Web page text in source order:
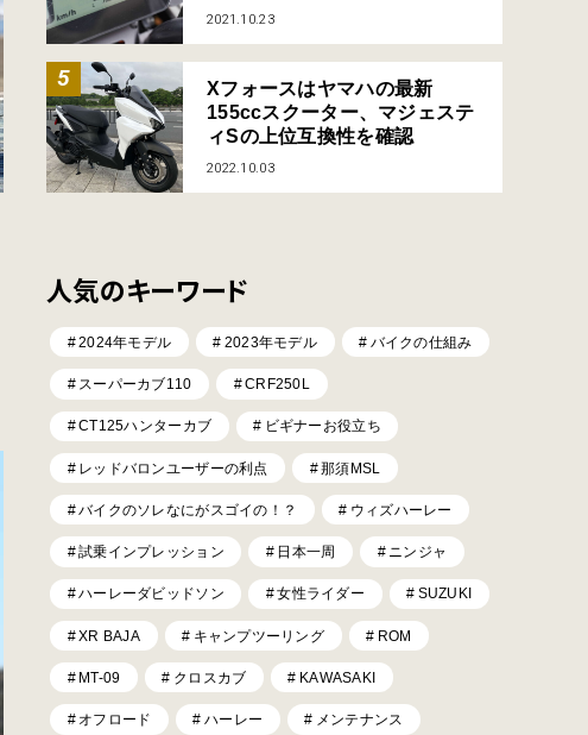
2021.10.23
Xフォースはヤマハの最新
155ccスクーター、マジェステ
ィSの上位互換性を確認
2022.10.03
人気のキーワード
2024年モデル 2023年モデル バイクの仕組み
スーパーカブ110 CRF250L
CT125ハンターカブ ビギナーお役立ち
レッドバロンユーザーの利点 那須MSL
バイクのソレなにがスゴイの！？ ウィズハーレー
試乗インプレッション 日本一周 ニンジャ
ハーレーダビッドソン 女性ライダー SUZUKI
XR BAJA キャンプツーリング ROM
MT-09 クロスカブ KAWASAKI
オフロード ハーレー メンテナンス